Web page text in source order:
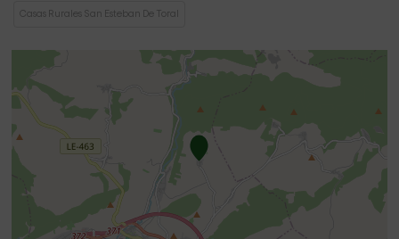
Casas Rurales San Esteban De Toral